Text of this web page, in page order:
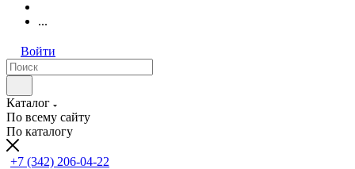
...
Войти
Каталог
По всему сайту
По каталогу
+7 (342) 206-04-22